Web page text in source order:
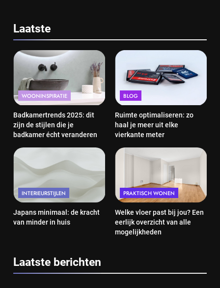
Laatste
WOONINSPIRATIE
Badkamertrends 2025: dit
zijn de stijlen die je
badkamer écht veranderen
BLOG
Ruimte optimaliseren: zo
haal je meer uit elke
vierkante meter
INTERIEURSTIJLEN
Japans minimaal: de kracht
van minder in huis
PRAKTISCH WONEN
Welke vloer past bij jou? Een
eerlijk overzicht van alle
mogelijkheden
Laatste berichten